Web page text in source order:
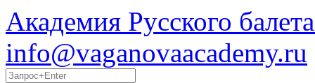
Академия Русского
info@vaganovaacademy.ru